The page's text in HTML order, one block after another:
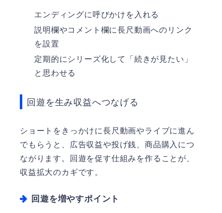
エンディングに呼びかけを入れる
説明欄やコメント欄に長尺動画へのリンク
を設置
定期的にシリーズ化して「続きが見たい」
と思わせる
回遊を生み収益へつなげる
ショートをきっかけに長尺動画やライブに進ん
でもらうと、広告収益や投げ銭、商品購入につ
ながります。回遊を促す仕組みを作ることが、
収益拡大のカギです。
回遊を増やすポイント